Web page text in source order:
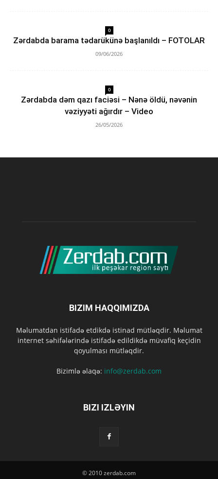
0
Zərdabda barama tədarükünə başlanıldı – FOTOLAR
09/06/2026
0
Zərdabda dəm qazı faciəsi – Nənə öldü, nəvənin
vəziyyəti ağırdır – Video
26/05/2026
BIZIM HAQQIMIZDA
Məlumatdan istifadə etdikdə istinad mütləqdir. Məlumat
internet səhifələrində istifadə edildikdə müvafiq keçidin
qoyulması mütləqdir.
Bizimlə əlaqə: info@zerdab.com
BIZI IZLƏYIN
© 2010 zerdab.com